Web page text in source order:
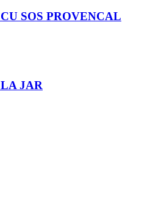
SOS PROVENCAL
JAR